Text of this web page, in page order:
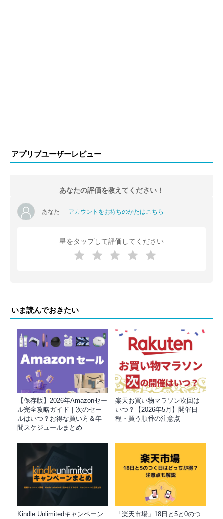
アプリブユーザーレビュー
あなたの評価を教えてください！
あなた アカウントをお持ちのかたはこちら
星をタップして評価してください
いま読んでおきたい
【保存版】2026年Amazonセー
ル完全攻略ガイド｜次のセー
ルはいつ？お得な買い方＆年
間スケジュールまとめ
楽天お買い物マラソン次回は
いつ？【2026年5月】開催日
程・買う順番の注意点
Kindle Unlimitedキャンペーン
「楽天市場」18日と5と0のつ